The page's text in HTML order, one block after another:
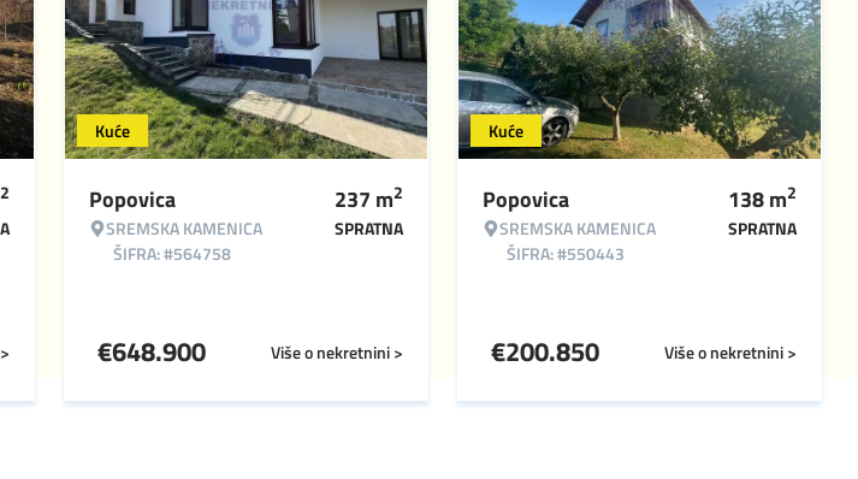
2
Kuće
Popovica
SREMSKA KAMENICA
ŠIFRA: #564758
237 m2
SPRATNA
Više o nekretnini >
€648.900
Kuće
Popovica
SREMSKA KAMENICA
ŠIFRA: #550443
138m2
SPRATNA
Više o nekretnini >
€200.850